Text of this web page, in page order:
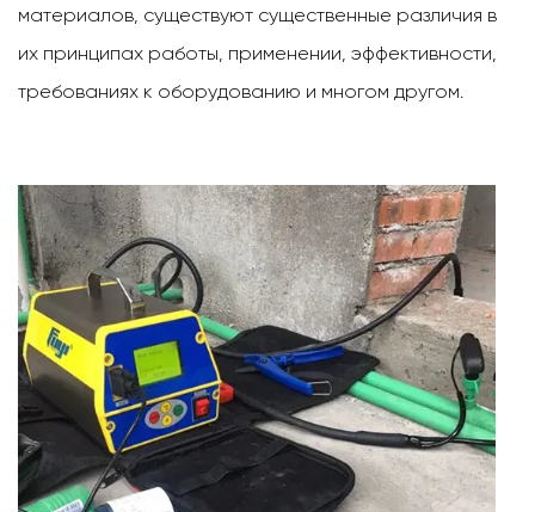
материалов, существуют существенные различия в
их принципах работы, применении, эффективности,
требованиях к оборудованию и многом другом.